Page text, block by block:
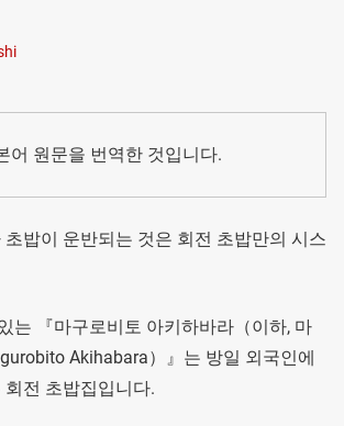
어 원문을 번역한 것입니다.
밥이 운반되는 것은 회전 초밥만의 시스
는 『마구로비토 아키하바라（이하, 마
Akihabara）』는 방일 외국인에
전 초밥집입니다.